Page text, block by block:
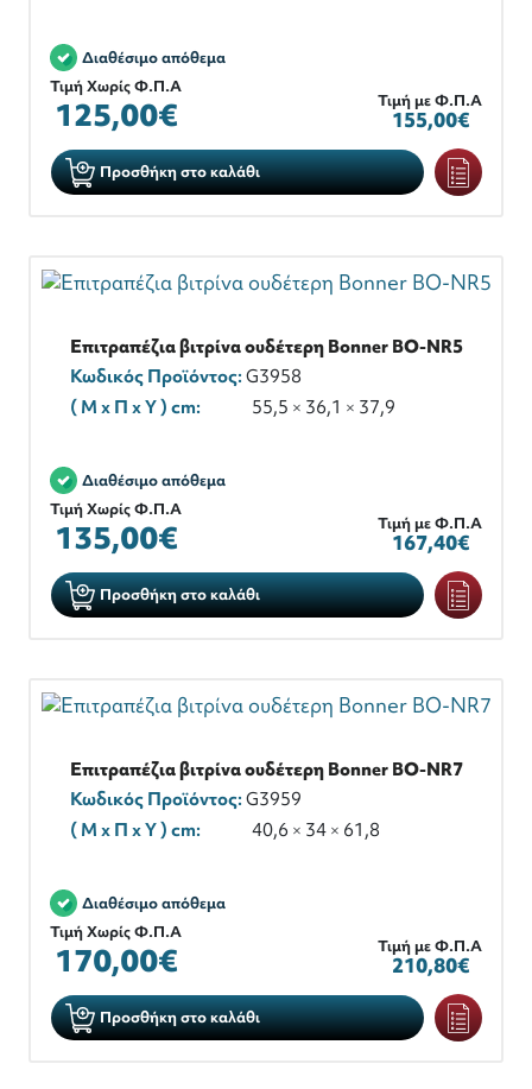
Διαθέσιμο απόθεμα
Τιμή Χωρίς Φ.Π.Α
125,00€ Τιμή με Φ.Π.Α
155,00€
Προσθήκη στο καλάθι
Επιτραπέζια βιτρίνα ουδέτερη Bonner BO-NR5
Κωδικός Προϊόντος:G3958
( M x Π x Y ) cm:
55,5 × 36,1 × 37,9
Διαθέσιμο απόθεμα
Τιμή Χωρίς Φ.Π.Α
135,00€ Τιμή με Φ.Π.Α
167,40€
Προσθήκη στο καλάθι
Επιτραπέζια βιτρίνα ουδέτερη Bonner BO-NR7
Κωδικός Προϊόντος:G3959
( M x Π x Y ) cm:
40,6 × 34 × 61,8
Διαθέσιμο απόθεμα
Τιμή Χωρίς Φ.Π.Α
170,00€ Τιμή με Φ.Π.Α
210,80€
Προσθήκη στο καλάθι